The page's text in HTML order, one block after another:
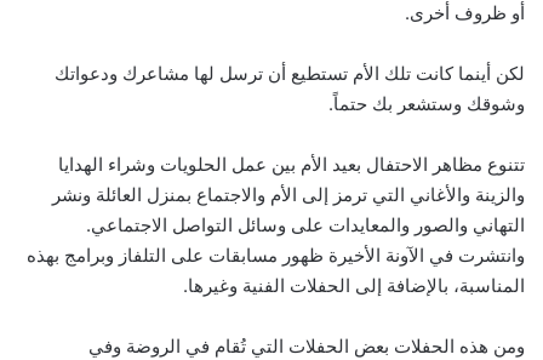
أو ظروف أخرى.
لكن أينما كانت تلك الأم تستطيع أن ترسل لها مشاعرك ودعواتك
وشوقك وستشعر بك حتماً.
تتنوع مظاهر الاحتفال بعيد الأم بين عمل الحلويات وشراء الهدايا
والزينة والأغاني التي ترمز إلى الأم والاجتماع بمنزل العائلة ونشر
التهاني والصور والمعايدات على وسائل التواصل الاجتماعي.
وانتشرت في الآونة الأخيرة ظهور مسابقات على التلفاز وبرامج بهذه
المناسبة، بالإضافة إلى الحفلات الفنية وغيرها.
ومن هذه الحفلات بعض الحفلات التي تُقام في الروضة وفي